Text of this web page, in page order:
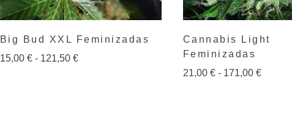
Big Bud XXL Feminizadas
15,00 € - 121,50 €
Cannabis Light
Feminizadas
21,00 € - 171,00 €